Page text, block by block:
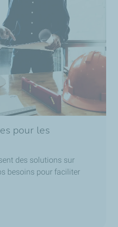
pour les
des solutions sur
besoins pour faciliter